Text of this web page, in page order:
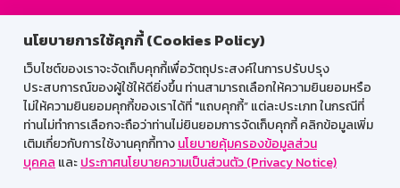
นโยบายการใช้คุกกี้ (Cookies Policy)
เว็บไซต์ของเราจะจัดเก็บคุกกี้เพื่อวัตถุประสงค์ในการปรับปรุง
ประสบการณ์ของผู้ใช้ให้ดียิ่งขึ้น ท่านสามารถเลือกให้ความยินยอมหรือ
ไม่ให้ความยินยอมคุกกี้ของเราได้ที่ "แถบคุกกี้” แต่ละประเภท ในกรณีที่
ท่านไม่ทำการเลือกจะถือว่าท่านไม่ยินยอมการจัดเก็บคุกกี้ คลิกข้อมูลเพิ่ม
เติมเกี่ยวกับการใช้งานคุกกี้ทางนโยบายคุ้มครองข้อมูลส่วน
บุคคล และประกาศนโยบายความเป็นส่วนตัว (Privacy Notice)
GSB Society:
สำหรับพนักงาน
Web HR
GSB Wisdom
M-Search
เข้าสู่ระบบเน็ตเมล